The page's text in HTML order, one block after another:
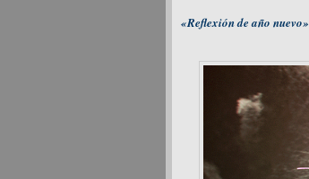
«Reflexión de año nuevo»